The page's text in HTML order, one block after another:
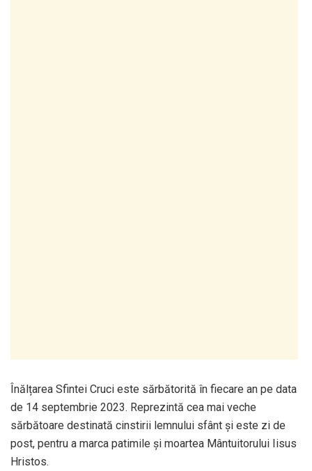
Înălțarea Sfintei Cruci este sărbătorită în fiecare an pe data
de 14 septembrie 2023. Reprezintă cea mai veche
sărbătoare destinată cinstirii lemnului sfânt și este zi de
post, pentru a marca patimile și moartea Mântuitorului Iisus
Hristos.